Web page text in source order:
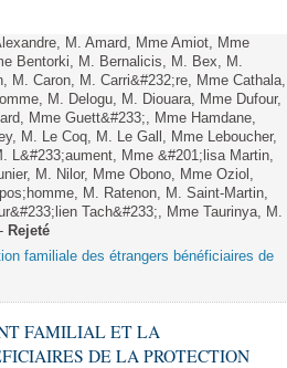
M. Amard, Mme Amiot, Mme
Bentorki, M. Bernalicis, M. Bex, M.
M. Caron, M. Carri&#232;re, Mme Cathala,
M. Delogu, M. Diouara, Mme Dufour,
Mme Guett&#233;, Mme Hamdane,
M. Le Coq, M. Le Gall, Mme Leboucher,
L&#233;aument, Mme &#201;lisa Martin,
M. Nilor, Mme Obono, Mme Oziol,
M. Ratenon, M. Saint-Martin,
Tach&#233;, Mme Taurinya, M.
Rejeté
familiale des étrangers bénéficiaires de
FAMILIAL ET LA
DE LA PROTECTION